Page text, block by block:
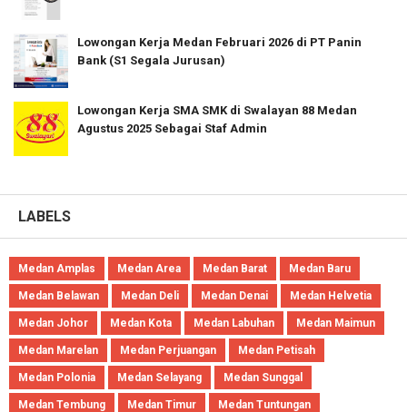
Lowongan Kerja Medan Februari 2026 di PT Panin
Bank (S1 Segala Jurusan)
Lowongan Kerja SMA SMK di Swalayan 88 Medan
Agustus 2025 Sebagai Staf Admin
LABELS
Medan Amplas Medan Area Medan Barat Medan Baru
Medan Belawan Medan Deli Medan Denai Medan Helvetia
Medan Johor Medan Kota Medan Labuhan Medan Maimun
Medan Marelan Medan Perjuangan Medan Petisah
Medan Polonia Medan Selayang Medan Sunggal
Medan Tembung Medan Timur Medan Tuntungan